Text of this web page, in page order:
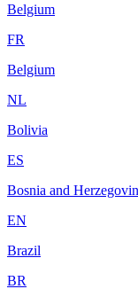
Belgium
FR
Belgium
NL
Bolivia
ES
Bosnia and
EN
Brazil
BR